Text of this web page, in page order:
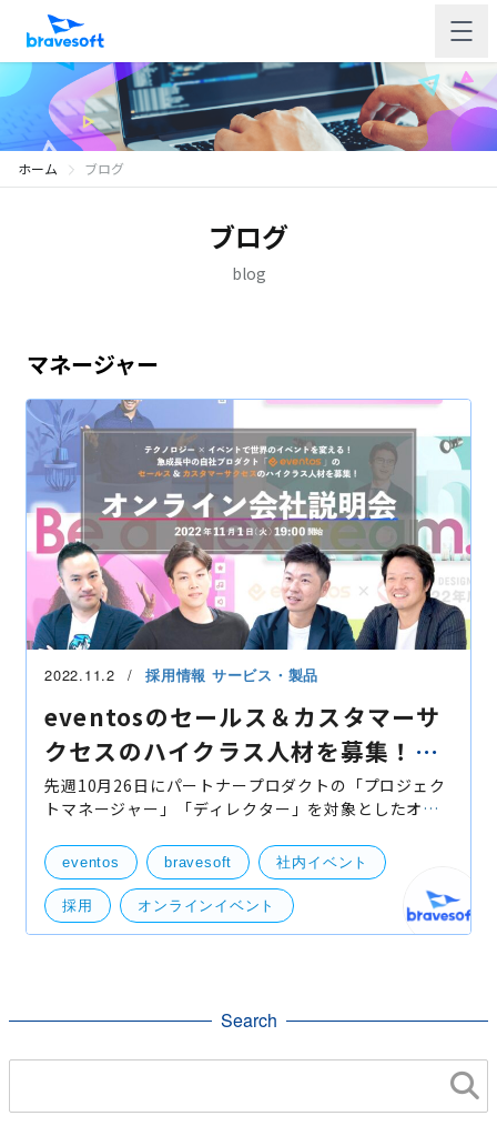
ホーム ブログ
ブログ
blog
マネージャー
2022.11.2 採用情報 サービス・製品
eventosのセールス＆カスタマーサ
クセスのハイクラス人材を募集！オ
ンライン採用イベントレポート！
先週10月26日にパートナープロダクトの「プロジェク
トマネージャー」「ディレクター」を対象としたオン
いて11月1日にeventosの「セールスマネージャー」
「カスタマ
eventos bravesoft 社内イベント
採用 オンラインイベント
Search